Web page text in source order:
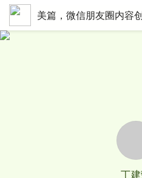
美篇，微信朋友圈内容
丁